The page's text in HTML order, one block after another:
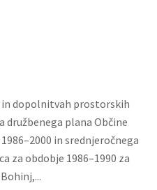
dopolnitvah prostorskih
družbenega plana Občine
in srednjeročnega
za obdobje 1986–1990 za